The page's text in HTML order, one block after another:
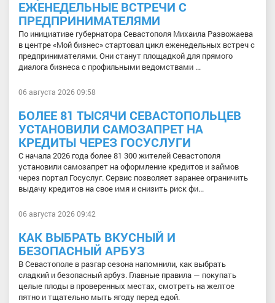
ЕЖЕНЕДЕЛЬНЫЕ ВСТРЕЧИ С
ПРЕДПРИНИМАТЕЛЯМИ
По инициативе губернатора Севастополя Михаила Развожаева
в центре «Мой бизнес» стартовал цикл еженедельных встреч с
предпринимателями. Они станут площадкой для прямого
диалога бизнеса с профильными ведомствами ...
06 августа 2026 09:58
БОЛЕЕ 81 ТЫСЯЧИ СЕВАСТОПОЛЬЦЕВ
УСТАНОВИЛИ САМОЗАПРЕТ НА
КРЕДИТЫ ЧЕРЕЗ ГОСУСЛУГИ
С начала 2026 года более 81 300 жителей Севастополя
установили самозапрет на оформление кредитов и займов
через портал Госуслуг. Сервис позволяет заранее ограничить
выдачу кредитов на свое имя и снизить риск фи...
06 августа 2026 09:42
КАК ВЫБРАТЬ ВКУСНЫЙ И
БЕЗОПАСНЫЙ АРБУЗ
В Севастополе в разгар сезона напомнили, как выбрать
сладкий и безопасный арбуз. Главные правила — покупать
целые плоды в проверенных местах, смотреть на желтое
пятно и тщательно мыть ягоду перед едой.